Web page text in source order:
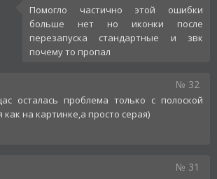
Помогло частично этой ошибки
больше нет но иконки после
перезапуска стандартные и звк
почему то пропал
№ 32
осталась проблема только с полоской
как на картинке,а просто серая)
№ 31